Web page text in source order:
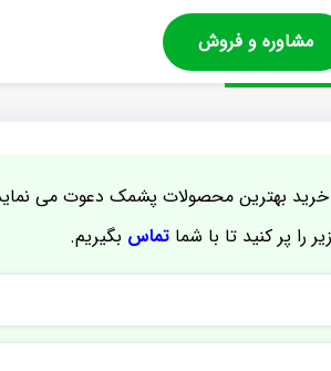
مشاوره و فروش
خرید بهترین محصولات پشمک دعوت می
زیر را پر کنید تا با شماتماس بگیریم.